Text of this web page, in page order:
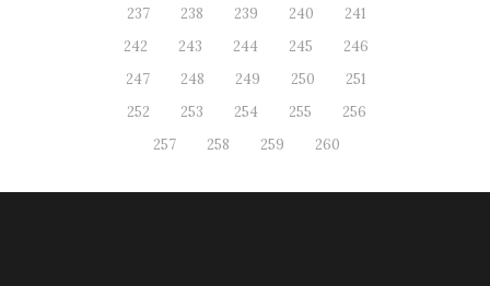
237
238 239 240
241
242
243 244 245
246
247
248 249 250
251
252
253 254 255
256
257
258 259 260